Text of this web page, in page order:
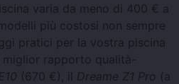
varia da meno di 400 € a
più costosi non sempre
pratici per la vostra piscina
rapporto qualità-
(670 €), il Dreame Z1 Pro (a